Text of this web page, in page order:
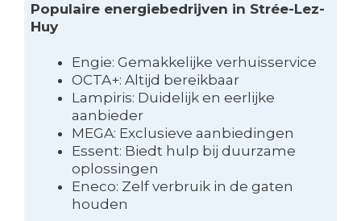
Populaire energiebedrijven in Strée-Lez-
Huy
Engie: Gemakkelijke verhuisservice
OCTA+: Altijd bereikbaar
Lampiris: Duidelijk en eerlijke
aanbieder
MEGA: Exclusieve aanbiedingen
Essent: Biedt hulp bij duurzame
oplossingen
Eneco: Zelf verbruik in de gaten
houden